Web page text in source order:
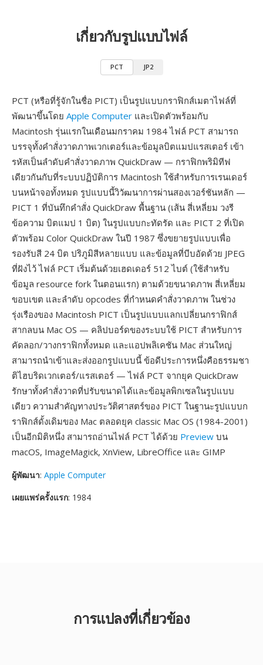
เกี่ยวกับรูปแบบไฟล์
PCT JP2
PCT (หรือที่รู้จักในชื่อ PICT) เป็นรูปแบบกราฟิกส์เมตาไฟล์ที่
พัฒนาขึ้นโดย Apple Computer และเปิดตัวพร้อมกับ
Macintosh รุ่นแรกในเดือนมกราคม 1984 ไฟล์ PCT สามารถ
บรรจุทั้งคำสั่งวาดภาพเวกเตอร์และข้อมูลบิตแมปแรสเตอร์ เข้า
รหัสเป็นลำดับคำสั่งวาดภาพ QuickDraw — กราฟิกพริมิทีฟ
เดียวกันกับที่ระบบปฏิบัติการ Macintosh ใช้สำหรับการเรนเดอร์
บนหน้าจอทั้งหมด รูปแบบนี้วิวัฒนาการผ่านสองเวอร์ชันหลัก —
PICT 1 ที่บันทึกคำสั่ง QuickDraw พื้นฐาน (เส้น สี่เหลี่ยม วงรี
ข้อความ บิตแมป 1 บิต) ในรูปแบบกะทัดรัด และ PICT 2 ที่เปิด
ตัวพร้อม Color QuickDraw ในปี 1987 ซึ่งขยายรูปแบบเพื่อ
รองรับสี 24 บิต ปริภูมิสีหลายแบบ และข้อมูลที่บีบอัดด้วย JPEG
ที่ฝังไว้ ไฟล์ PCT เริ่มต้นด้วยเฮดเดอร์ 512 ไบต์ (ใช้สำหรับ
ข้อมูล resource fork ในตอนแรก) ตามด้วยขนาดภาพ สี่เหลี่ยม
ขอบเขต และลำดับ opcodes ที่กำหนดคำสั่งวาดภาพ ในช่วง
รุ่งเรืองของ Macintosh PICT เป็นรูปแบบแลกเปลี่ยนกราฟิกส์
สากลบน Mac OS — คลิปบอร์ดของระบบใช้ PICT สำหรับการ
คัดลอก/วางกราฟิกทั้งหมด และแอปพลิเคชัน Mac ส่วนใหญ่
สามารถนำเข้าและส่งออกรูปแบบนี้ ข้อดีประการหนึ่งคือธรรมชา
ติไฮบริดเวกเตอร์/แรสเตอร์ — ไฟล์ PCT จากยุค QuickDraw
รักษาทั้งคำสั่งวาดที่ปรับขนาดได้และข้อมูลพิกเซลในรูปแบบ
เดียว ความสำคัญทางประวัติศาสตร์ของ PICT ในฐานะรูปแบบก
ราฟิกส์ดั้งเดิมของ Mac ตลอดยุค classic Mac OS (1984-2001)
เป็นอีกมิติหนึ่ง สามารถอ่านไฟล์ PCT ได้ด้วย Preview บน
macOS, ImageMagick, XnView, LibreOffice และ GIMP
ผู้พัฒนา: Apple Computer
เผยแพร่ครั้งแรก: 1984
การแปลงที่เกี่ยวข้อง